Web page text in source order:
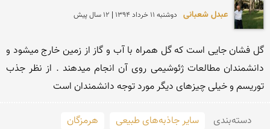
عبدل شعبانی دوشنبه 11 خرداد 1394 | 12 سال پیش
توریسم و خیلی چیزهای دیگر مورد توجه دانشمندان است
دسته‌بندی سایر جاذبه‌های طبیعی هرمزگان